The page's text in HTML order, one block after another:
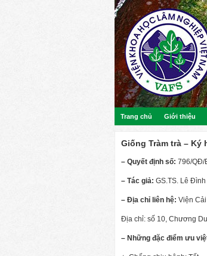
Trang chủ Giới thiệu
Giống Tràm trà – Ký
– Quyết định số: 796/QĐ/
– Tác giả: GS.TS. Lê
– Địa chỉ liên hệ: Viện
Địa chỉ: số 10, Chương
– Những đặc điểm ưu